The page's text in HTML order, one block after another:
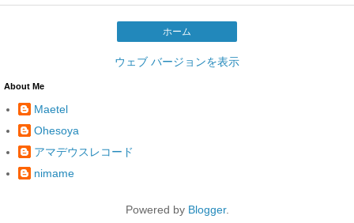
ホーム
ウェブ バージョンを表示
About Me
Maetel
Ohesoya
アマデウスレコード
nimame
Powered by Blogger.